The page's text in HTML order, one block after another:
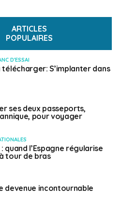
ARTICLES
POPULAIRES
D'ESSAI
S’implanter dans
ses deux passeports,
pour voyager
quand l’Espagne régularise
tour de bras
devenue incontournable